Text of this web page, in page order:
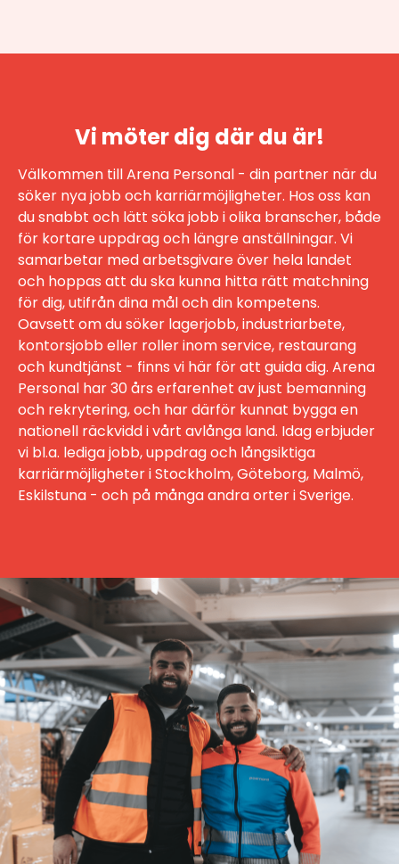
Vi möter dig där du är!
Välkommen till Arena Personal - din partner när du
söker nya jobb och karriärmöjligheter. Hos oss kan
du snabbt och lätt söka jobb i olika branscher, både
för kortare uppdrag och längre anställningar. Vi
samarbetar med arbetsgivare över hela landet
och hoppas att du ska kunna hitta rätt matchning
för dig, utifrån dina mål och din kompetens.
Oavsett om du söker lagerjobb, industriarbete,
kontorsjobb eller roller inom service, restaurang
och kundtjänst - finns vi här för att guida dig. Arena
Personal har 30 års erfarenhet av just bemanning
och rekrytering, och har därför kunnat bygga en
nationell räckvidd i vårt avlånga land. Idag erbjuder
vi bl.a. lediga jobb, uppdrag och långsiktiga
karriärmöjligheter i Stockholm, Göteborg, Malmö,
Eskilstuna - och på många andra orter i Sverige.